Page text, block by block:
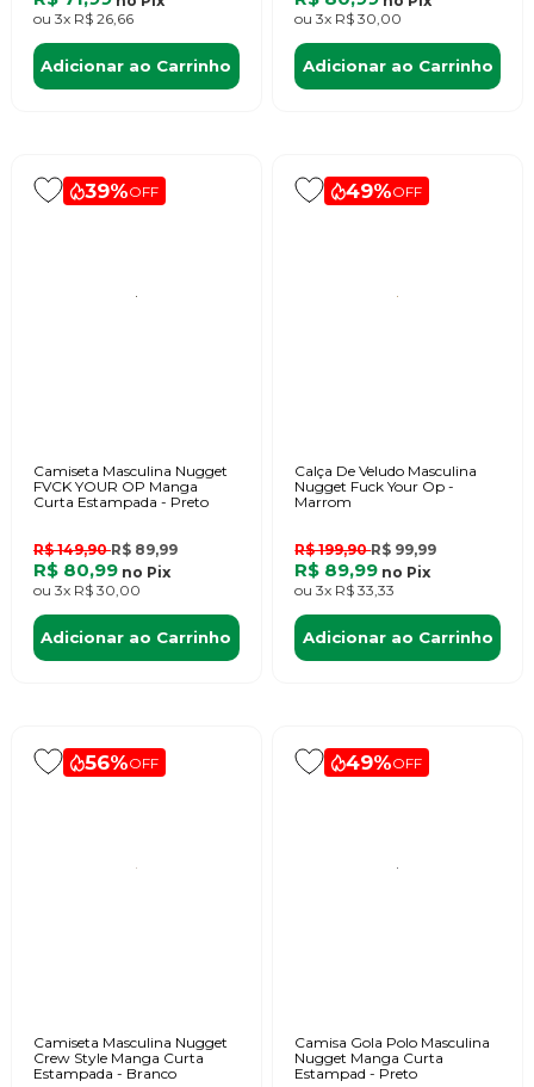
ou 3x R$ 26,66
Adicionar ao Carrinho
ou 3x R$ 30,00
Adicionar ao Carrinho
39%OFF
Camiseta Masculina Nugget
FVCK YOUR OP Manga
Curta Estampada - Preto
R$ 149,90R$ 89,99
R$ 80,99 no Pix
ou 3x R$ 30,00
Adicionar ao Carrinho
49%OFF
Calça De Veludo Masculina
Nugget Fuck Your Op -
Marrom
R$ 199,90R$ 99,99
R$ 89,99 no Pix
ou 3x R$ 33,33
Adicionar ao Carrinho
56%OFF
Camiseta Masculina Nugget
Crew Style Manga Curta
Estampada - Branco
49%OFF
Camisa Gola Polo Masculina
Nugget Manga Curta
Estampad - Preto